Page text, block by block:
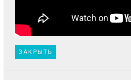
ЗАКРЫТЬ